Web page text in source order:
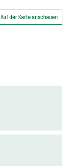
Auf der Karte anschauen